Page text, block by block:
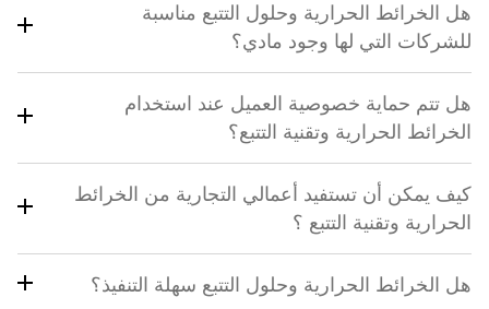
هل الخرائط الحرارية وحلول التتبع مناسبة
للشركات التي لها وجود مادي؟
هل تتم حماية خصوصية العميل عند استخدام
الخرائط الحرارية وتقنية التتبع؟
كيف يمكن أن تستفيد أعمالي التجارية من الخرائط
الحرارية وتقنية التتبع ؟
هل الخرائط الحرارية وحلول التتبع سهلة التنفيذ؟